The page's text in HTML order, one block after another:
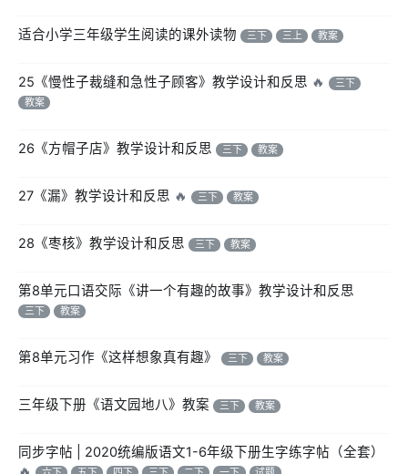
适合小学三年级学生阅读的课外读物 三下 三上 教案
25《慢性子裁缝和急性子顾客》教学设计和反思 🔥
三下
教案
26《方帽子店》教学设计和反思 三下 教案
27《漏》教学设计和反思 🔥 三下 教案
28《枣核》教学设计和反思 三下 教案
第8单元口语交际《讲一个有趣的故事》教学设计和反思
三下 教案
第8单元习作《这样想象真有趣》 三下 教案
三年级下册《语文园地八》教案 三下 教案
同步字帖 | 2020统编版语文1-6年级下册生字练字帖（全套）